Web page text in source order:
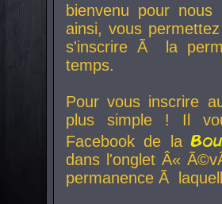
bienvenu pour
ainsi, vous
s'inscrire Ã la
temps.
Pour vous inscrire
plus simple ! Il
Facebook de la
dans l'onglet Â«
permanence Ã